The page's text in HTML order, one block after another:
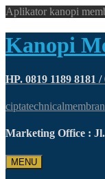
Aplikator kanopi
Kanopi
HP. 0819 1189 8181
Marketing Office :
MENU